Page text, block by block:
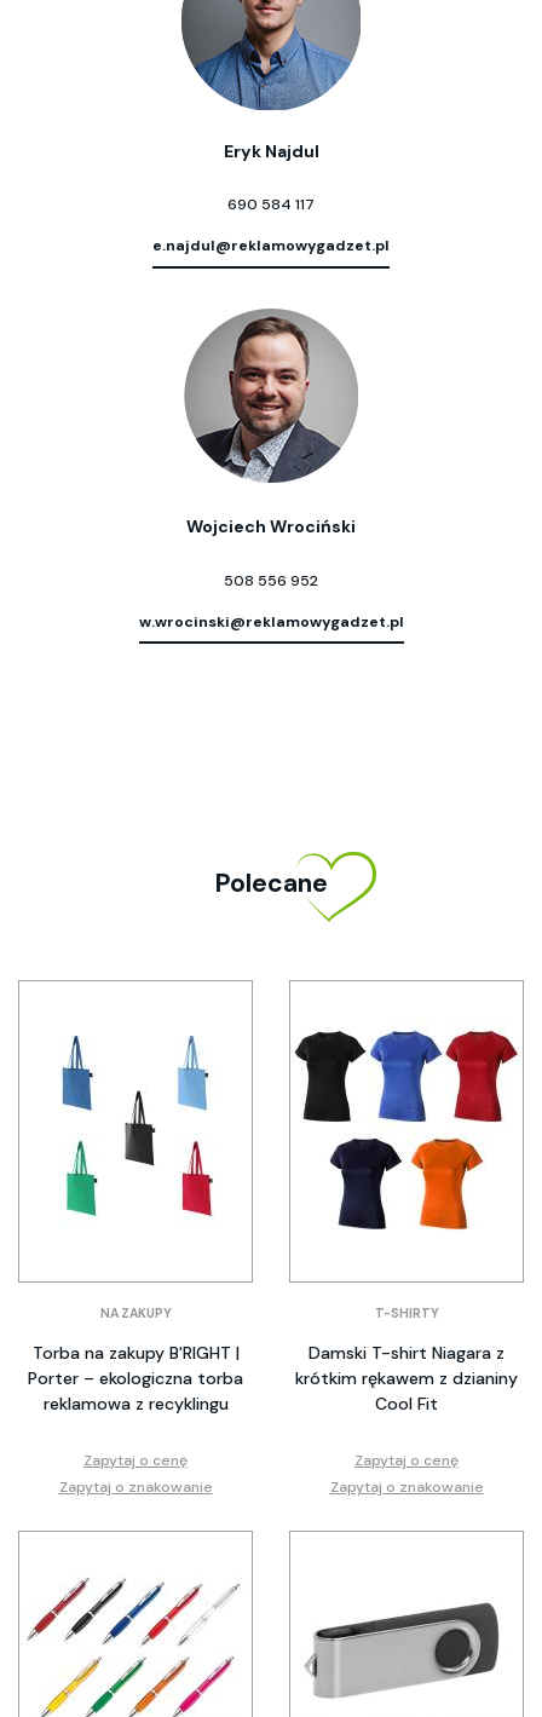
Eryk Najdul
690 584 117
e.najdul@reklamowygadzet.pl
Wojciech Wrociński
508 556 952
w.wrocinski@reklamowygadzet.pl
Polecane
NA ZAKUPY
Torba na zakupy B'RIGHT |
Porter – ekologiczna torba
reklamowa z recyklingu
Zapytaj o cenę
Zapytaj o znakowanie
T-SHIRTY
Damski T-shirt Niagara z
krótkim rękawem z dzianiny
Cool Fit
Zapytaj o cenę
Zapytaj o znakowanie